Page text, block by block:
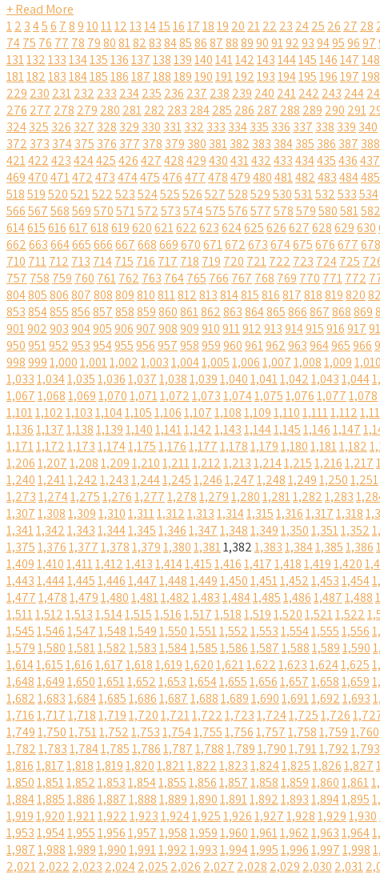
+ Read More
12 3456 78910111213141516171819 20 2122 23 2425 26 27 28
7475 76 77 78 79808182838485868788899091929394959697
131132133134135136137138139140141142143144145146147148
181182183184185186187188189190191192193194195196197198
229 230 231232 233 234235 236 237 238 239 240 241242 243 244
276 277 278 279 280 281282 283 284285 286 287 288 289 290 291
324325 326 327 328 329 330 331332 333 334335 336 337 338 339 340
372 373 374375 376 377 378 379 380 381382 383 384385 386 387 388
421422423424425426427428429430431432433434435436437
469470471472473474475476477478479480481482483484485
518519520521522523524525526527528529530531532533534
566567568569570571572573574575576577578579580581582
614615616617618619620621622623624625626627628629630
662663664665666667668669670671672673674675676677678
710 711712 713 714715 716 717 718 719 720 721722 723 724725
757 758 759 760 761762 763 764765 766 767 768 769 770 771772
804805806807808809810811812813814815816817818819820
853854855856857858859860861862863864865866867868869
901902903904905906907908909910911912913914915916917
950951952953954955956957958959960961962963964965966
9989991,0001,0011,0021,0031,0041,0051,0061,0071,0081,0091,010
1,0331,0341,0351,0361,0371,0381,0391,0401,0411,0421,0431,044
1,0671,0681,0691,0701,0711,0721,0731,0741,0751,0761,0771,078
1,1011,1021,1031,1041,1051,1061,1071,1081,1091,1101,1111,112
1,1361,1371,1381,1391,1401,1411,1421,1431,1441,1451,1461,147
1,1711,1721,1731,1741,1751,1761,1771,1781,1791,1801,1811,182
1,2061,2071,2081,2091,2101,2111,2121,2131,2141,2151,2161,217
1,2401,2411,2421,2431,2441,2451,2461,2471,2481,2491,2501,251
1,2731,2741,2751,2761,2771,2781,2791,2801,2811,2821,283
1,3071,3081,3091,3101,3111,3121,3131,3141,3151,3161,3171,318
1,3411,3421,3431,3441,3451,3461,3471,3481,3491,3501,3511,352
1,3751,3761,3771,3781,3791,3801,3811,3821,3831,3841,3851,386
1,4091,4101,4111,4121,4131,4141,4151,4161,4171,4181,4191,420
1,4431,4441,4451,4461,4471,4481,4491,4501,4511,4521,4531,454
1,4771,4781,4791,4801,4811,4821,4831,4841,4851,4861,4871,488
1,5111,5121,5131,5141,5151,5161,5171,5181,5191,5201,5211,522
1,5451,5461,5471,5481,5491,5501,5511,5521,5531,5541,5551,556
1,5791,5801,5811,5821,5831,5841,5851,5861,5871,5881,5891,590
1,6141,6151,6161,6171,6181,6191,6201,6211,6221,6231,6241,625
1,6481,6491,6501,6511,6521,6531,6541,6551,6561,6571,6581,659
1,6821,6831,6841,6851,6861,6871,6881,6891,6901,6911,6921,693
1,7161,7171,7181,7191,7201,7211,7221,7231,7241,7251,726
1,7491,7501,7511,7521,7531,7541,7551,7561,7571,7581,7591,760
1,7821,7831,7841,7851,7861,7871,7881,7891,7901,7911,7921,793
1,8161,8171,8181,8191,8201,8211,8221,8231,8241,8251,8261,827
1,8501,8511,8521,8531,8541,8551,8561,8571,8581,8591,8601,861
1,8841,8851,8861,8871,8881,8891,8901,8911,8921,8931,8941,895
1,9191,9201,9211,9221,9231,9241,9251,9261,9271,9281,9291,930
1,9531,9541,9551,9561,9571,9581,9591,9601,9611,9621,9631,964
1,9871,9881,9891,9901,9911,9921,9931,9941,9951,9961,9971,998
2,0212,022 2,023 2,0242,025 2,026 2,027 2,028 2,029 2,030 2,031